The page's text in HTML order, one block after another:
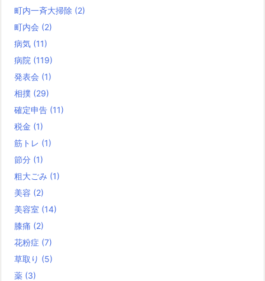
町内一斉大掃除 (2)
町内会 (2)
病気 (11)
病院 (119)
発表会 (1)
相撲 (29)
確定申告 (11)
税金 (1)
筋トレ (1)
節分 (1)
粗大ごみ (1)
美容 (2)
美容室 (14)
膝痛 (2)
花粉症 (7)
草取り (5)
薬 (3)